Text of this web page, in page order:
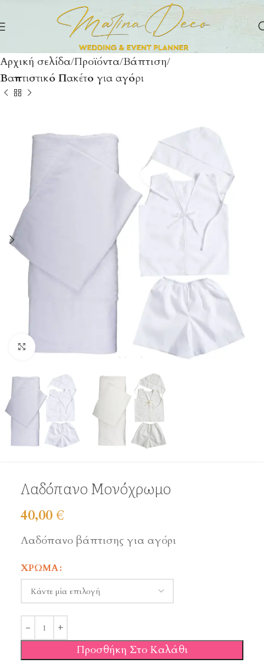
Αρχική σελίδα Προϊόντα Βάπτιση
Βαπτιστικό Πακέτο για αγόρι
Click to enlarge
Λαδόπανο Μονόχρωμο
40,00€
Λαδόπανο βάπτισης για αγόρι
ΧΡΏΜΑ
Προσθήκη Στο Καλάθι